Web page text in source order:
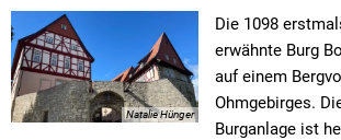
Natalie Hünger
Die 1098
erwähnte Burg
auf einem
Ohmgebirges.
Burganlage ist